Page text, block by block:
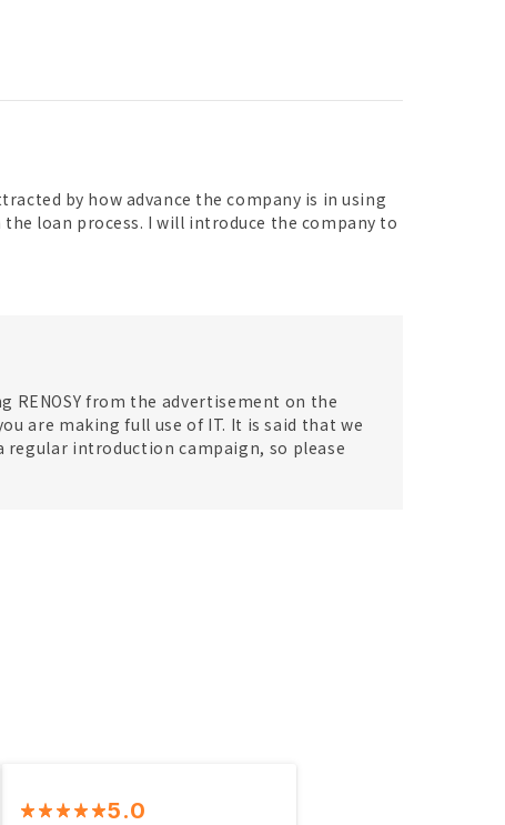
by how advance the company is in using
loan process. I will introduce the company to
from the advertisement on the
are making full use of IT. It is said that we
regular introduction campaign, so please
5.0